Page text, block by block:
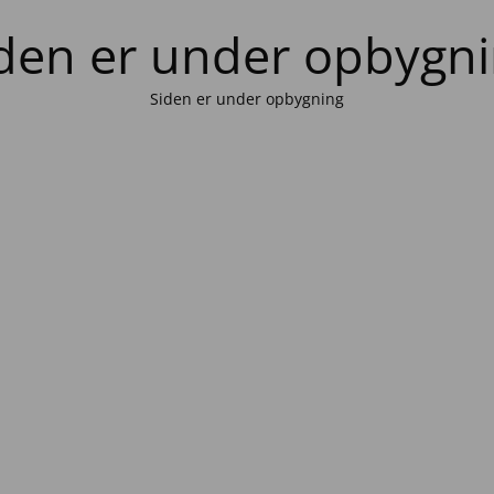
er under
Siden er under opbygning